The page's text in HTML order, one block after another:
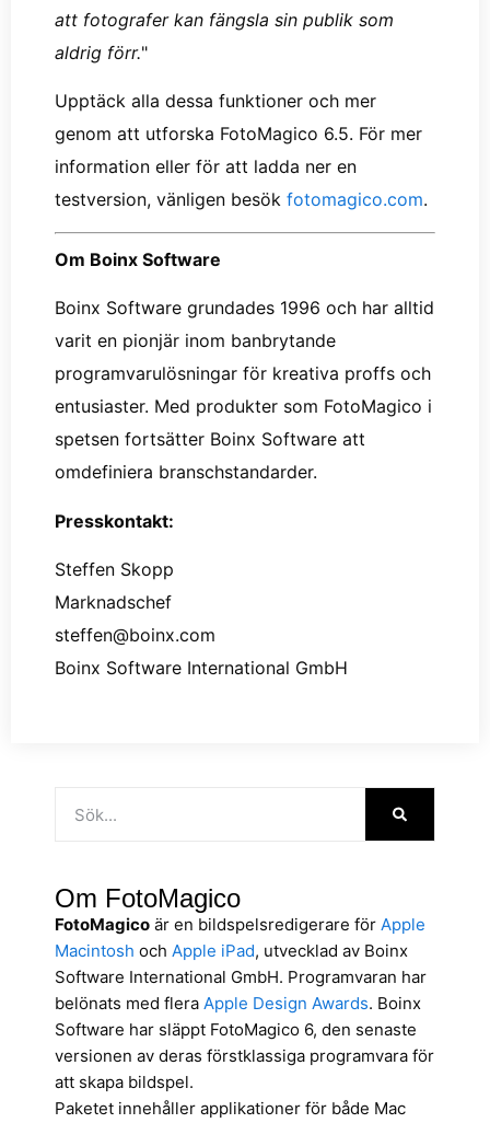
att fotografer kan fängsla sin publik som
aldrig förr."
Upptäck alla dessa funktioner och mer
genom att utforska FotoMagico 6.5. För mer
information eller för att ladda ner en
testversion, vänligen besök fotomagico.com.
Om Boinx Software
Boinx Software grundades 1996 och har alltid
varit en pionjär inom banbrytande
programvarulösningar för kreativa proffs och
entusiaster. Med produkter som FotoMagico i
spetsen fortsätter Boinx Software att
omdefiniera branschstandarder.
Presskontakt:
Steffen Skopp
Marknadschef
steffen@boinx.com
Boinx Software International GmbH
Om FotoMagico
FotoMagico är en bildspelsredigerare för Apple
Macintosh och Apple iPad, utvecklad av Boinx
Software International GmbH. Programvaran har
belönats med flera Apple Design Awards. Boinx
Software har släppt FotoMagico 6, den senaste
versionen av deras förstklassiga programvara för
att skapa bildspel.
Paketet innehåller applikationer för både Mac